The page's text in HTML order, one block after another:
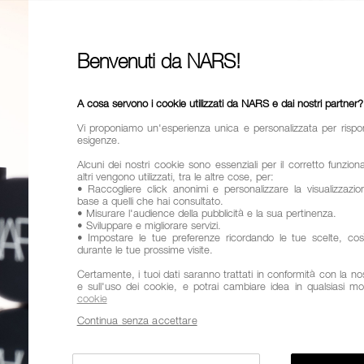
Un
Finish
Copertura
Benefici
Varianti
Benvenuti da NARS!
A cosa servono i cookie utilizzati da NARS e dai nostri partner?
Vi proponiamo un'esperienza unica e personalizzata per
esigenze.
Alcuni dei nostri cookie sono essenziali per il corretto
altri vengono utilizzati, tra le altre cose, per:
• Raccogliere click anonimi e personalizzare la
base a quelli che hai consultato.
• Misurare l'audience della pubblicità e la sua pertinenza.
• Sviluppare e migliorare servizi.
• Impostare le tue preferenze ricordando le tue scelte,
durante le tue prossime visite.
Certamente, i tuoi dati saranno trattati in conformità con la
e sull'uso dei cookie, e potrai cambiare idea in qualsiasi
cookie
Continua senza accettare